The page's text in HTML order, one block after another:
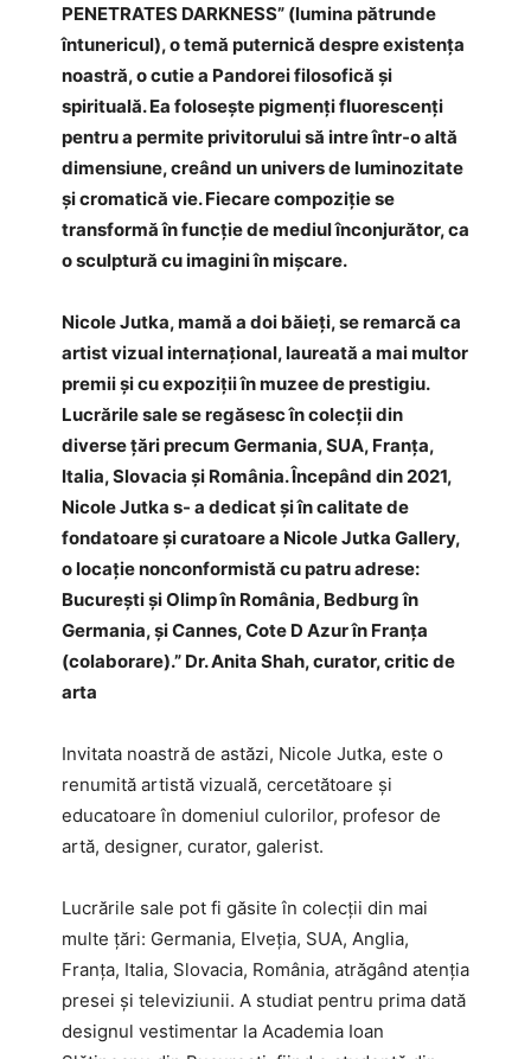
PENETRATES DARKNESS” (lumina pătrunde
întunericul), o temă puternică despre existența
noastră, o cutie a Pandorei filosofică și
spirituală. Ea folosește pigmenți fluorescenți
pentru a permite privitorului să intre într-o altă
dimensiune, creând un univers de luminozitate
și cromatică vie. Fiecare compoziție se
transformă în funcție de mediul înconjurător, ca
o sculptură cu imagini în mișcare.
Nicole Jutka, mamă a doi băieți, se remarcă ca
artist vizual internațional, laureată a mai multor
premii și cu expoziții în muzee de prestigiu.
Lucrările sale se regăsesc în colecții din
diverse țări precum Germania, SUA, Franța,
Italia, Slovacia și România. Începând din 2021,
Nicole Jutka s- a dedicat și în calitate de
fondatoare și curatoare a Nicole Jutka Gallery,
o locație nonconformistă cu patru adrese:
București și Olimp în România, Bedburg în
Germania, și Cannes, Cote D Azur în Franța
(colaborare).” Dr. Anita Shah, curator, critic de
arta
Invitata noastră de astăzi, Nicole Jutka, este o
renumită artistă vizuală, cercetătoare și
educatoare în domeniul culorilor, profesor de
artă, designer, curator, galerist.
Lucrările sale pot fi găsite în colecții din mai
multe țări: Germania, Elveția, SUA, Anglia,
Franța, Italia, Slovacia, România, atrăgând atenția
presei și televiziunii. A studiat pentru prima dată
designul vestimentar la Academia Ioan